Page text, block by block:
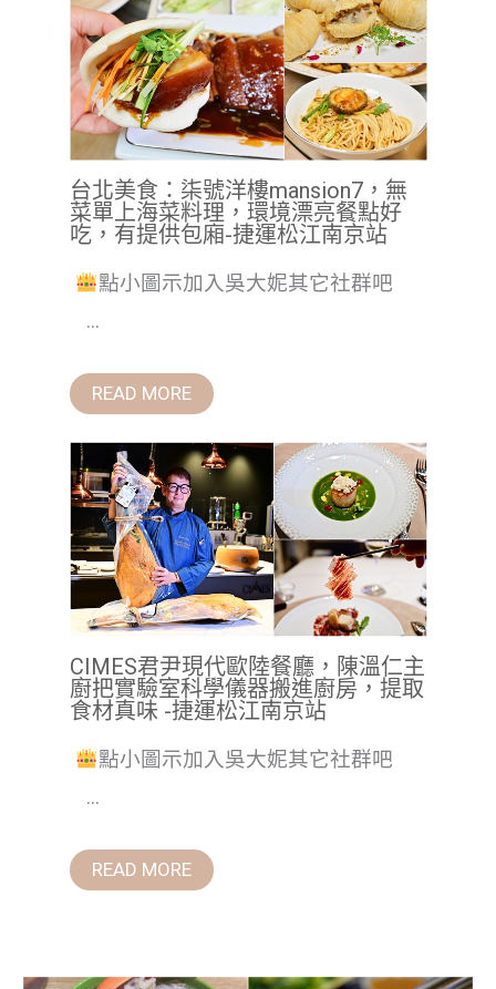
台北美食：柒號洋樓mansion7，無
菜單上海菜料理，環境漂亮餐點好
吃，有提供包廂-捷運松江南京站
點小圖示加入吳大妮其它社群吧
...
READ MORE
CIMES君尹現代歐陸餐廳，陳溫仁主
廚把實驗室科學儀器搬進廚房，提取
食材真味 -捷運松江南京站
點小圖示加入吳大妮其它社群吧
...
READ MORE